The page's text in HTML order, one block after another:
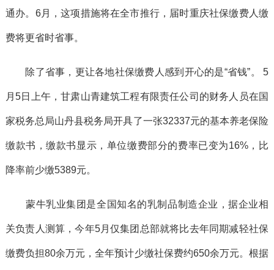
通办。6月，这项措施将在全市推行，届时重庆社保缴费人缴
费将更省时省事。
除了省事，更让各地社保缴费人感到开心的是“省钱”。 5
月5日上午，甘肃山青建筑工程有限责任公司的财务人员在国
家税务总局山丹县税务局开具了一张32337元的基本养老保险
缴款书，缴款书显示，单位缴费部分的费率已变为16%，比
降率前少缴5389元。
蒙牛乳业集团是全国知名的乳制品制造企业，据企业相
关负责人测算，今年5月仅集团总部就将比去年同期减轻社保
缴费负担80余万元，全年预计少缴社保费约650余万元。根据